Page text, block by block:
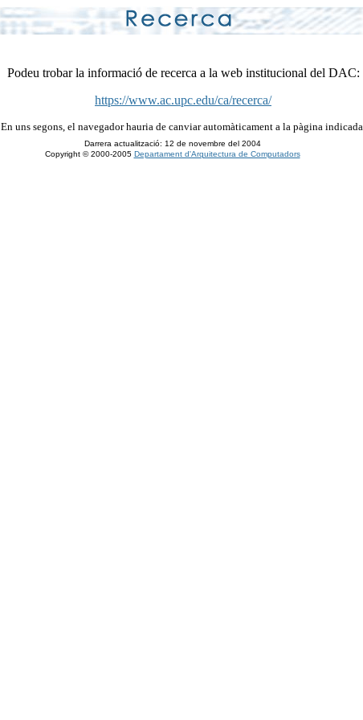
Podeu trobar la informació de recerca a la web institucional del DAC:
https://www.ac.upc.edu/ca/recerca/
En uns segons, el navegador hauria de canviar automàticament a la pàgina
Darrera actualització: 12 de novembre del 2004
Copyright © 2000-2005 Departament d'Arquitectura de Computadors